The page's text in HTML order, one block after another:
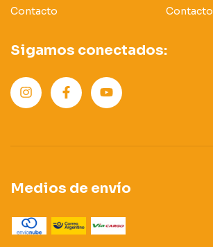
Contacto Contacto
Sigamos conectados:
Medios de envío